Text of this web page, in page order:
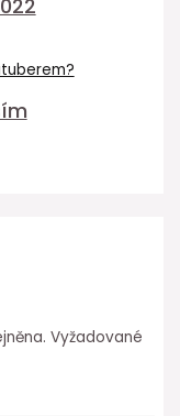
Vyžadované